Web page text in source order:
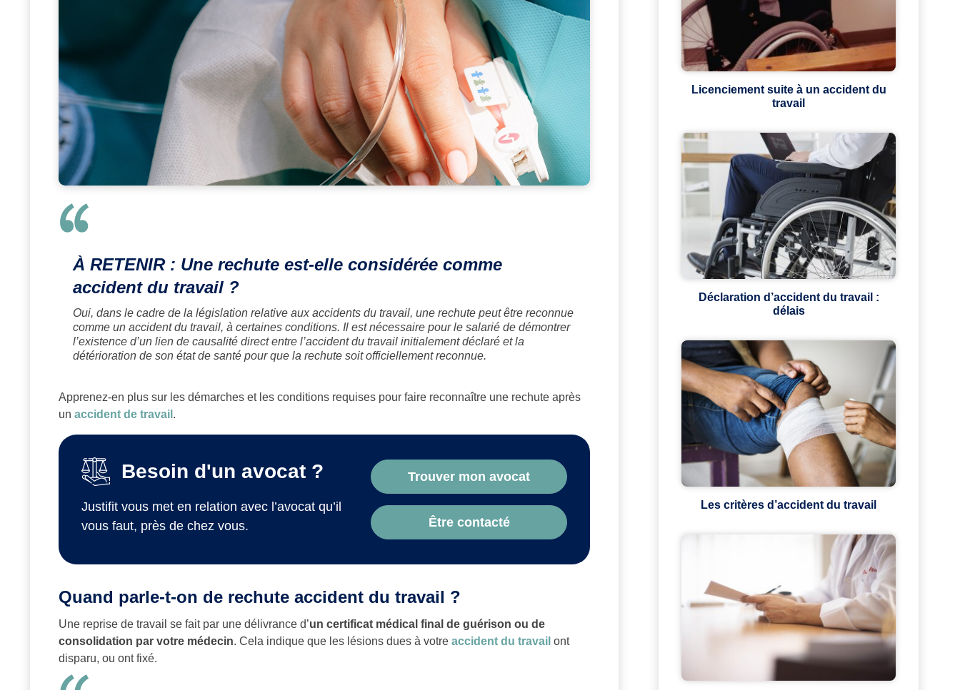
À RETENIR : Une rechute est-elle considérée comme
accident du travail ?
Oui, dans le cadre de la législation relative aux accidents du travail, une rechute peut être reconnue
comme un accident du travail, à certaines conditions. Il est nécessaire pour le salarié de démontrer
l’existence d’un lien de causalité direct entre l’accident du travail initialement déclaré et la
détérioration de son état de santé pour que la rechute soit officiellement reconnue.
Apprenez-en plus sur les démarches et les conditions requises pour faire reconnaître une rechute après
un accident de travail .
Besoin d'un avocat ?
Justifit vous met en relation avec l’avocat qu’il
vous faut, près de chez vous.
Trouver mon avocat
Être contacté
Quand parle-t-on de rechute accident du travail ?
Une reprise de travail se fait par une délivrance d’un certificat médical final de guérison ou de
consolidation par votre médecin. Cela indique que les lésions dues à votre accident du travail ont
disparu, ou ont fixé.
Licenciement suite à un accident du
travail
Déclaration d’accident du travail :
délais
Les critères d’accident du travail